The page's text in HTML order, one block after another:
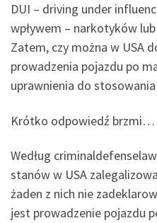
DUI – driving under
wpływem – narkotyków
Zatem, czy można w USA
prowadzenia pojazdu po
uprawnienia do stosowania
Krótko odpowiedź brzmi…
Według
stanów w USA
żaden z nich nie
jest prowadzenie pojazdu